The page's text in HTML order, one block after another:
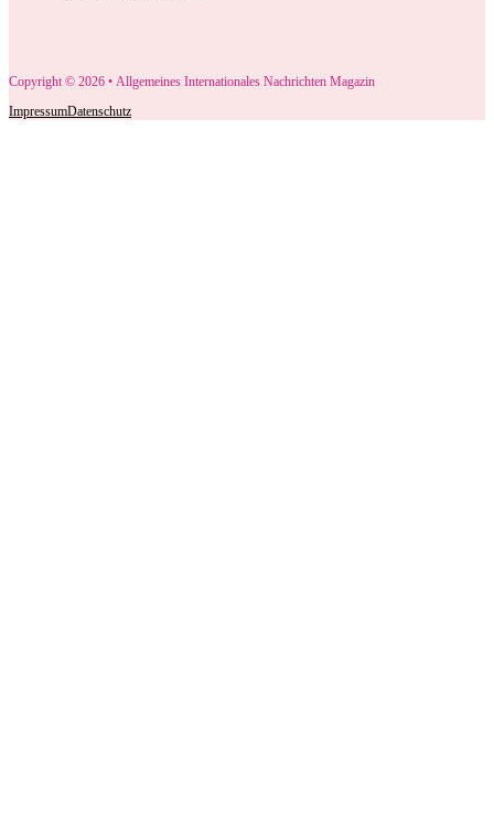
Copyright © 2026 • Allgemeines Internationales Nachrichten Magazin
ImpressumDatenschutz